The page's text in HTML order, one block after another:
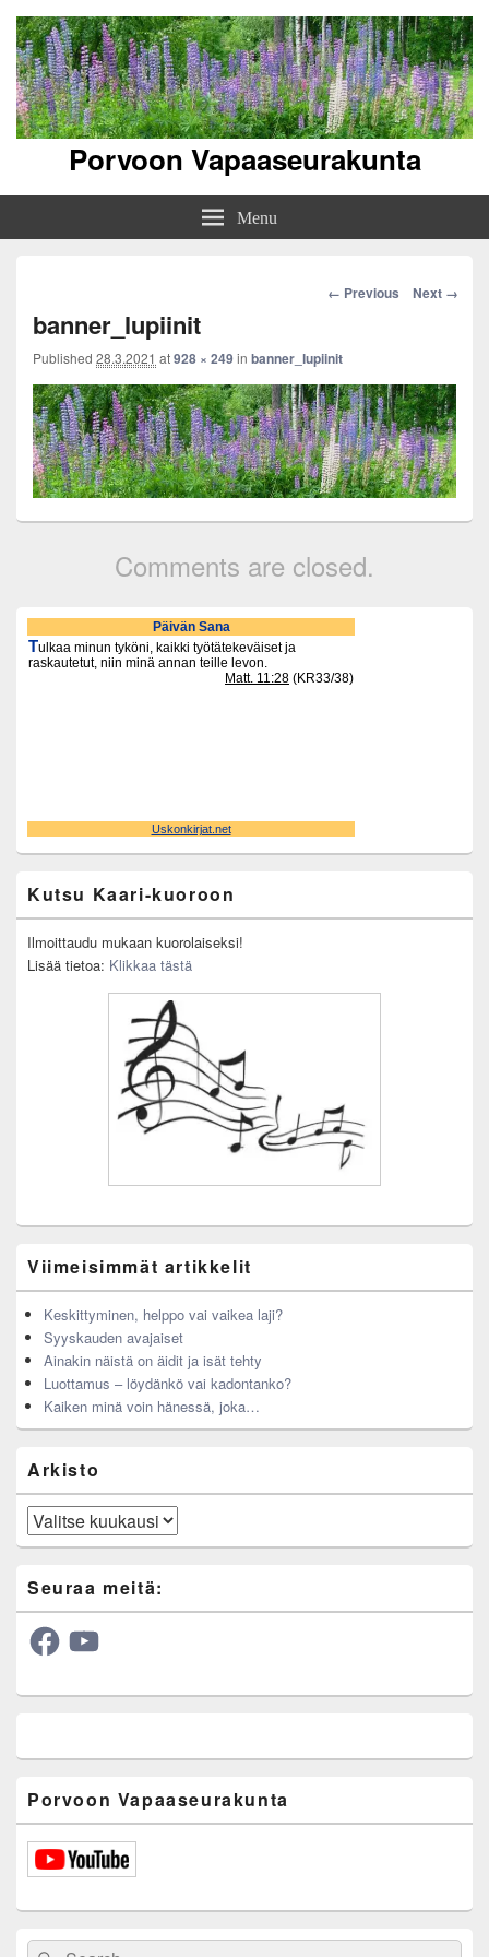
Porvoon Vapaaseurakunta
Menu
Image
← Previous Next →
banner_lupiinit
Published 28.3.2021 at928 × 249in banner_lupiinit
Comments are closed.
Primary
Sidebar
Widget
Kutsu Kaari-kuoroon
Ilmoittaudu mukaan kuorolaiseksi!
Lisää tietoa: Klikkaa tästä
Viimeisimmät artikkelit
Keskittyminen, helppo vai vaikea laji?
Syyskauden avajaiset
Ainakin näistä on äidit ja isät tehty
Luottamus – löydänkö vai kadontanko?
Kaiken minä voin hänessä, joka…
Arkisto
Arkisto
Seuraa meitä:
FacebookYouTube
Porvoon Vapaaseurakunta
Search